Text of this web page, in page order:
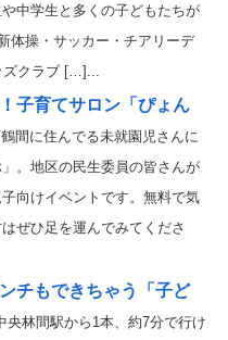
中学生と多くの子どもたちが
体操・サッカー・チアリーデ
ズクラブ […]...
子育てサロン「ぴょん
間に住んでる未就園児さんに
。地区の民生委員の皆さんが
向けイベントです。無料で気
ぜひ足を運んでみてくださ
チもできちゃう「子ど
央林間駅から1本、約7分で行け